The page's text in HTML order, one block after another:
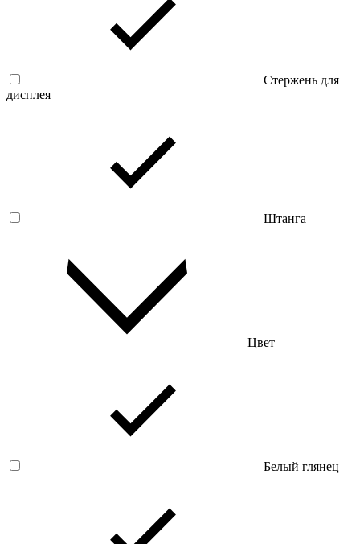
Стержень для
дисплея
Штанга
Цвет
Белый глянец